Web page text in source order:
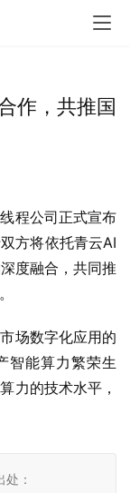
作，共推国
程公司正式宣布
方将依托青云AI
度融合，共同推
场数字化应用的
智能算力繁荣生
力的技术水平，
：